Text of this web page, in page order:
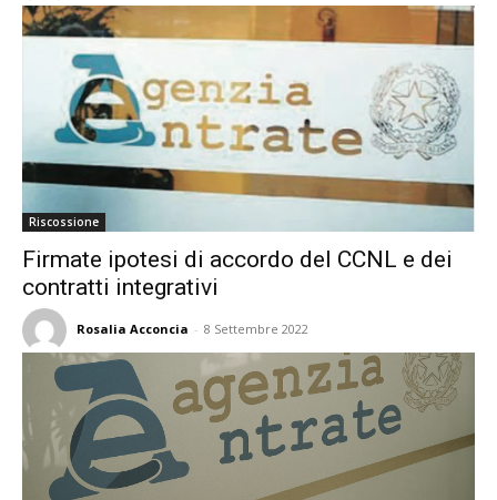
Riscossione
Firmate ipotesi di accordo del CCNL e dei
contratti integrativi
Rosalia Acconcia - 8 Settembre 2022